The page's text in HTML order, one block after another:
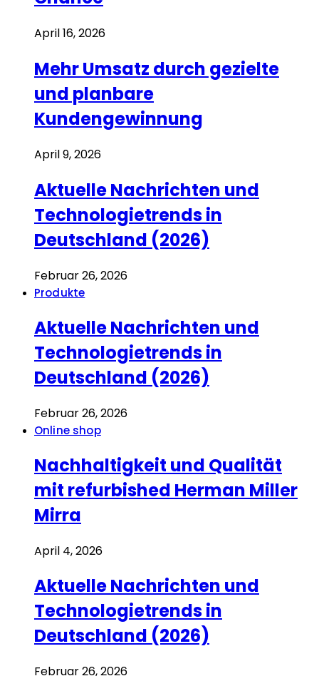
April 16, 2026
Mehr Umsatz durch gezielte
und planbare
Kundengewinnung
April 9, 2026
Aktuelle Nachrichten und
Technologietrends in
Deutschland (2026)
Februar 26, 2026
Produkte
Aktuelle Nachrichten und
Technologietrends in
Deutschland (2026)
Februar 26, 2026
Online shop
Nachhaltigkeit und Qualität
mit refurbished Herman Miller
Mirra
April 4, 2026
Aktuelle Nachrichten und
Technologietrends in
Deutschland (2026)
Februar 26, 2026